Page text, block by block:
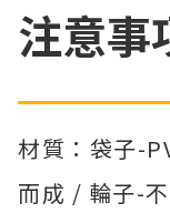
注意事
材質：袋子-
而成 / 輪子-